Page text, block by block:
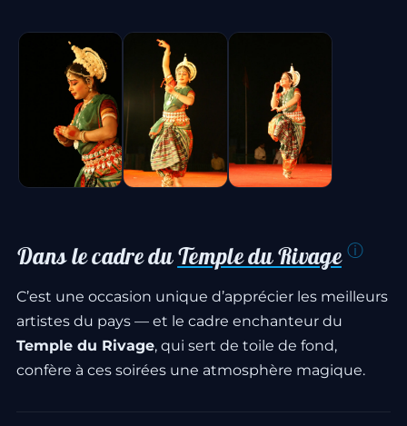
Dans le cadre duTemple du Rivage
C’est une occasion unique d’apprécier les meilleurs
artistes du pays — et le cadre enchanteur du
Temple du Rivage, qui sert de toile de fond,
confère à ces soirées une atmosphère magique.